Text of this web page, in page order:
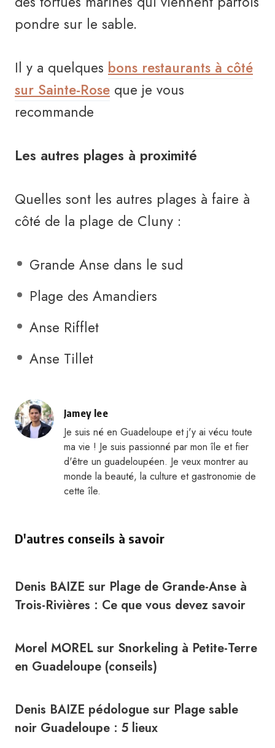
pondre sur le sable.
Il y a quelques bons restaurants à côté
sur Sainte-Rose que je vous
recommande
Les autres plages à proximité
Quelles sont les autres plages à faire à
côté de la plage de Cluny :
Grande Anse dans le sud
Plage des Amandiers
Anse Rifflet
Anse Tillet
Jamey lee
Je suis né en Guadeloupe et j'y ai vécu toute
ma vie ! Je suis passionné par mon île et fier
d'être un guadeloupéen. Je veux montrer au
monde la beauté, la culture et gastronomie de
cette île.
D'autres conseils à savoir
Denis BAIZE sur Plage de Grande-Anse à
Trois-Rivières : Ce que vous devez savoir
Morel MOREL sur Snorkeling à Petite-Terre
en Guadeloupe (conseils)
Denis BAIZE pédologue sur Plage sable
noir Guadeloupe : 5 lieux